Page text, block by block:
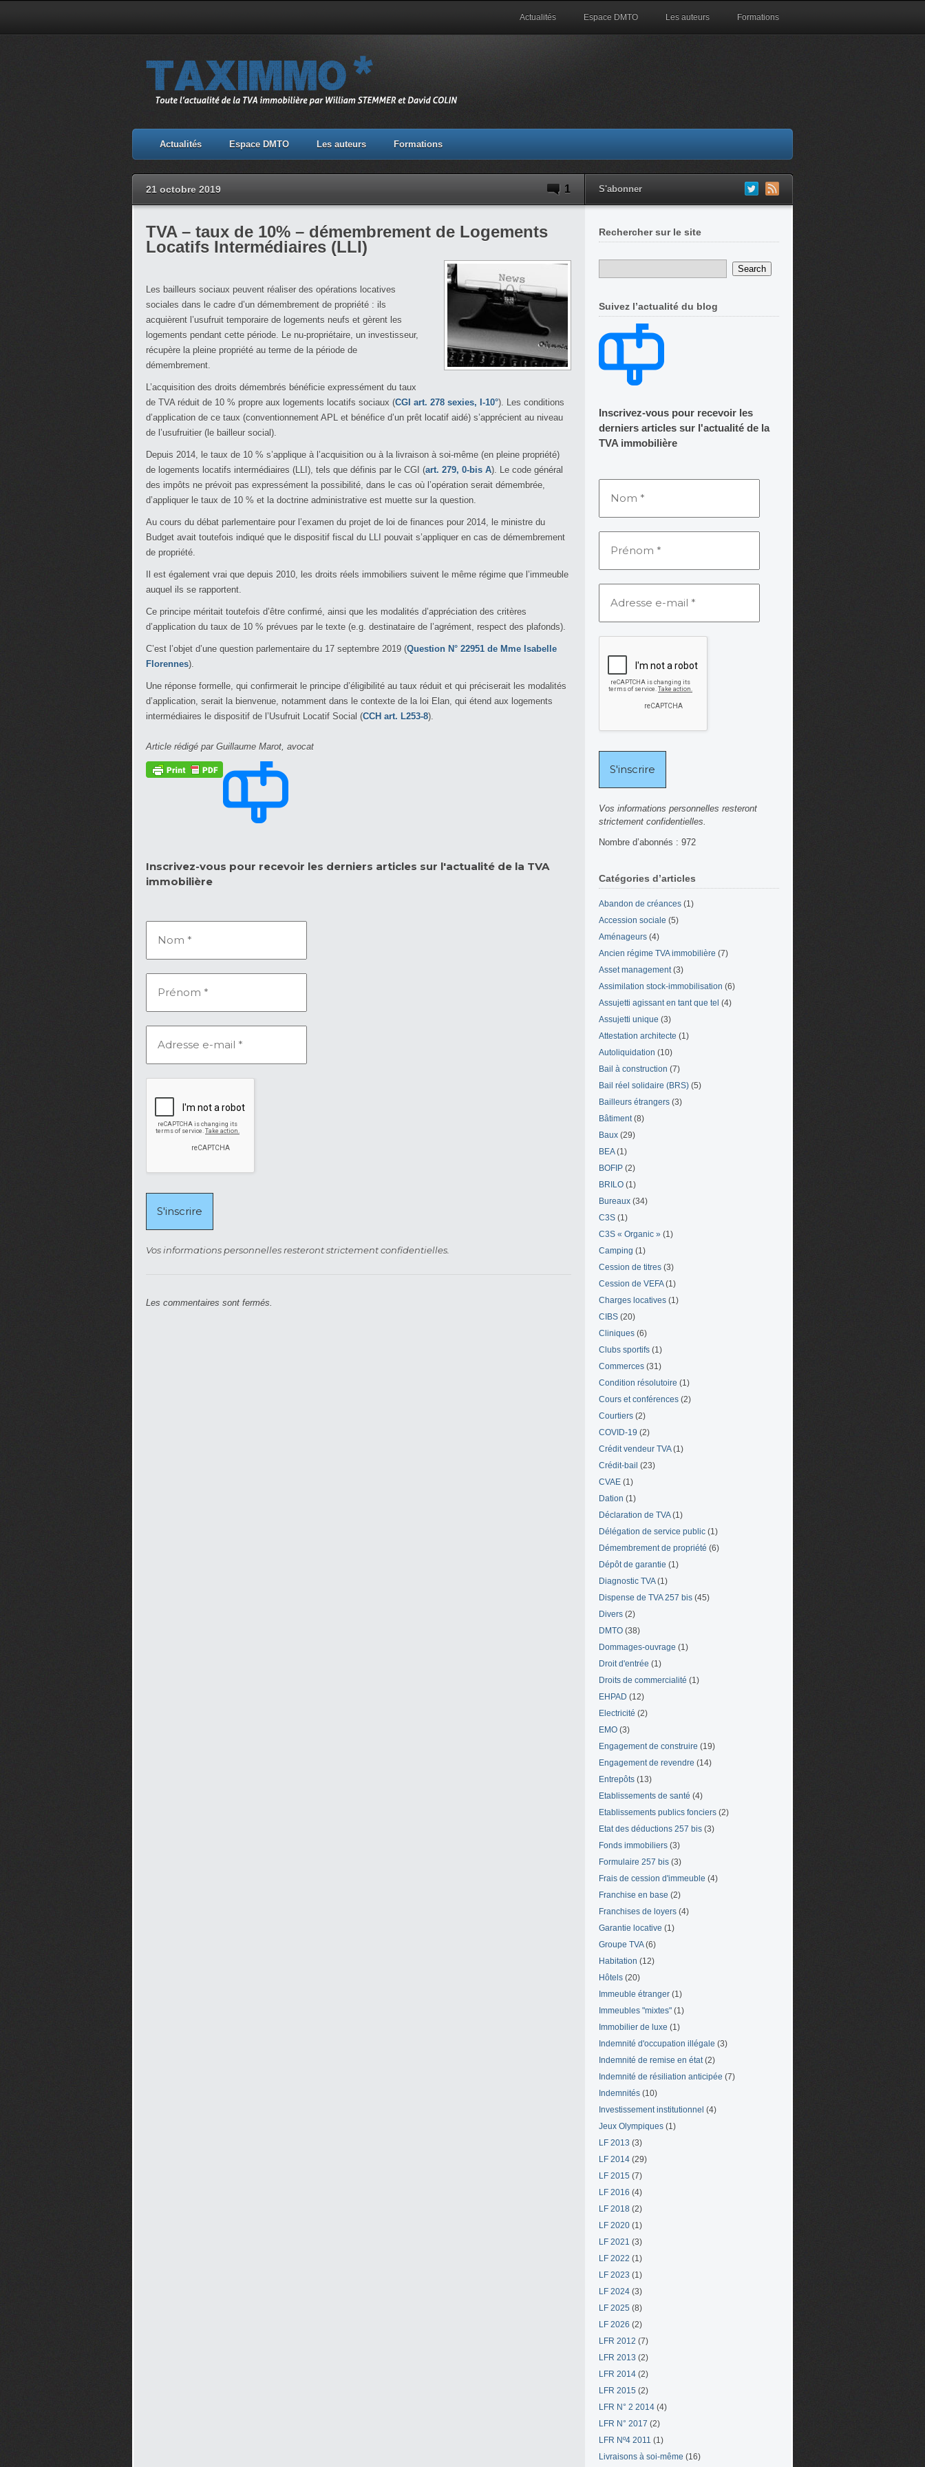
Actualités Espace DMTO Les auteurs Formations
Actualités Espace DMTO Les auteurs Formations
21 octobre 2019 1 S'abonner
TVA – taux de 10% – démembrement de Logements
Locatifs Intermédiaires (LLI)
Les bailleurs sociaux peuvent réaliser des opérations locatives
sociales dans le cadre d’un démembrement de propriété : ils
acquièrent l’usufruit temporaire de logements neufs et gèrent les
logements pendant cette période. Le nu-propriétaire, un investisseur,
récupère la pleine propriété au terme de la période de
démembrement.
L’acquisition des droits démembrés bénéficie expressément du taux
de TVA réduit de 10 % propre aux logements locatifs sociaux (CGI art. 278 sexies, I-10°). Les conditions
d’application de ce taux (conventionnement APL et bénéfice d’un prêt locatif aidé) s’apprécient au niveau
de l’usufruitier (le bailleur social).
Depuis 2014, le taux de 10 % s’applique à l’acquisition ou à la livraison à soi-même (en pleine propriété)
de logements locatifs intermédiaires (LLI), tels que définis par le CGI (art. 279, 0-bis A). Le code général
des impôts ne prévoit pas expressément la possibilité, dans le cas où l’opération serait démembrée,
d’appliquer le taux de 10 % et la doctrine administrative est muette sur la question.
Au cours du débat parlementaire pour l’examen du projet de loi de finances pour 2014, le ministre du
Budget avait toutefois indiqué que le dispositif fiscal du LLI pouvait s’appliquer en cas de démembrement
de propriété.
Il est également vrai que depuis 2010, les droits réels immobiliers suivent le même régime que l’immeuble
auquel ils se rapportent.
Ce principe méritait toutefois d’être confirmé, ainsi que les modalités d’appréciation des critères
d’application du taux de 10 % prévues par le texte (e.g. destinataire de l’agrément, respect des plafonds).
C’est l’objet d’une question parlementaire du 17 septembre 2019 (Question N° 22951 de Mme Isabelle
Florennes).
Une réponse formelle, qui confirmerait le principe d’éligibilité au taux réduit et qui préciserait les modalités
d’application, serait la bienvenue, notamment dans le contexte de la loi Elan, qui étend aux logements
intermédiaires le dispositif de l’Usufruit Locatif Social (CCH art. L253-8).
Article rédigé par Guillaume Marot, avocat
Inscrivez-vous pour recevoir les derniers articles sur l'actualité de la TVA
immobilière
Vos informations personnelles resteront strictement confidentielles.
Les commentaires sont fermés.
Rechercher sur le site
Suivez l’actualité du blog
Inscrivez-vous pour recevoir les
derniers articles sur l'actualité de la
TVA immobilière
Vos informations personnelles resteront
strictement confidentielles.
Nombre d’abonnés : 972
Catégories d’articles
Abandon de créances (1)
Accession sociale (5)
Aménageurs (4)
Ancien régime TVA immobilière (7)
Asset management(3)
Assimilation stock-immobilisation (6)
Assujetti agissant en tant que tel (4)
Assujetti unique (3)
Attestation architecte (1)
Autoliquidation (10)
Bail à construction (7)
Bail réel solidaire (BRS) (5)
Bailleurs étrangers (3)
Bâtiment(8)
Baux (29)
BEA(1)
BOFIP (2)
BRILO (1)
Bureaux (34)
C3S (1)
C3S « Organic » (1)
Camping (1)
Cession de titres (3)
Cession de VEFA(1)
Charges locatives (1)
CIBS (20)
Cliniques (6)
Clubs sportifs (1)
Commerces (31)
Condition résolutoire (1)
Cours et conférences (2)
Courtiers (2)
COVID-19 (2)
Crédit vendeur TVA(1)
Crédit-bail (23)
CVAE (1)
Dation (1)
Déclaration de TVA(1)
Délégation de service public (1)
Démembrement de propriété (6)
Dépôt de garantie (1)
Diagnostic TVA(1)
Dispense de TVA 257 bis (45)
Divers (2)
DMTO (38)
Dommages-ouvrage (1)
Droit d'entrée (1)
Droits de commercialité (1)
EHPAD (12)
Electricité (2)
EMO (3)
Engagement de construire (19)
Engagement de revendre (14)
Entrepôts (13)
Etablissements de santé (4)
Etablissements publics fonciers (2)
Etat des déductions 257 bis (3)
Fonds immobiliers (3)
Formulaire 257 bis (3)
Frais de cession d'immeuble (4)
Franchise en base (2)
Franchises de loyers (4)
Garantie locative (1)
Groupe TVA(6)
Habitation (12)
Hôtels (20)
Immeuble étranger (1)
Immeubles "mixtes" (1)
Immobilier de luxe (1)
Indemnité d'occupation illégale (3)
Indemnité de remise en état(2)
Indemnité de résiliation anticipée (7)
Indemnités (10)
Investissement institutionnel (4)
Jeux Olympiques (1)
LF 2013 (3)
LF 2014 (29)
LF 2015 (7)
LF 2016 (4)
LF 2018 (2)
LF 2020 (1)
LF 2021 (3)
LF 2022 (1)
LF 2023 (1)
LF 2024 (3)
LF 2025 (8)
LF 2026 (2)
LFR 2012 (7)
LFR 2013 (2)
LFR 2014 (2)
LFR 2015 (2)
LFR N° 2 2014 (4)
LFR N° 2017 (2)
LFR Nº4 2011 (1)
Livraisons à soi-même (16)